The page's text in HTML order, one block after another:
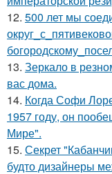
12. 500 лет мы
13. Зеркало в
вас дома.
14. Когда Софи
1957 году, он
Мире".
15. Секрет
будто дизайнеры